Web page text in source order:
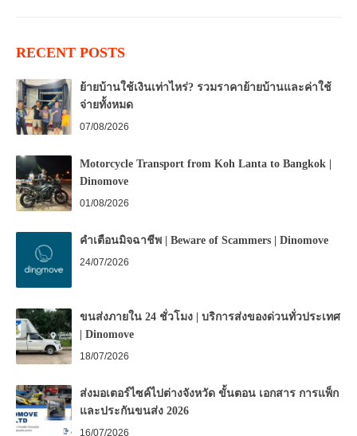
RECENT POSTS
ย้ายบ้านใช้เงินเท่าไหร่? รวมราคาย้ายบ้านและค่าใช้
จ่ายทั้งหมด
07/08/2026
Motorcycle Transport from Koh Lanta to Bangkok |
Dinomove
01/08/2026
คำเตือนมิจฉาชีพ | Beware of Scammers | Dinomove
24/07/2026
ขนส่งภายใน 24 ชั่วโมง | บริการส่งของด่วนทั่วประเทศ
| Dinomove
18/07/2026
ส่งมอเตอร์ไซค์ไปต่างจังหวัด ขั้นตอน เอกสาร การแพ็ก
และประกันขนส่ง 2026
16/07/2026